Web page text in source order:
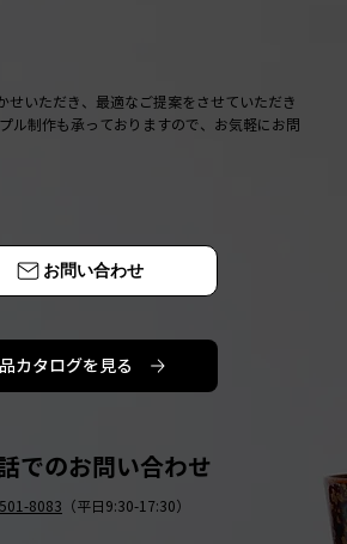
せいただき、最適なご提案をさせていただき
ル制作も承っておりますので、お気軽にお問
お問い合わせ
カタログを見る
でのお問い合わせ
8083 （平日9:30-17:30）